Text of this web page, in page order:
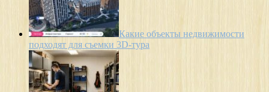
Какие объекты недвижимости
подходят для съемки 3D-тура